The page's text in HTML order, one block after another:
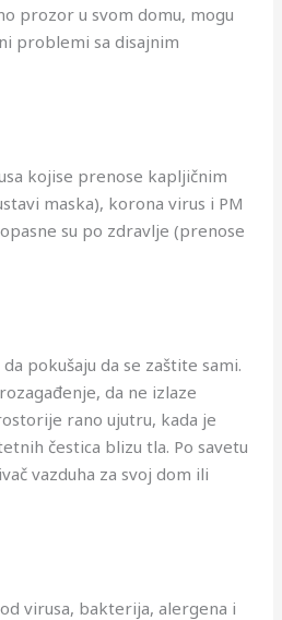
prozor u svom domu, mogu
problemi sa disajnim
kojise prenose kapljičnim
maska), korona virus i PM
su po zdravlje (prenose
pokušaju da se zaštite sami.
da ne izlaze
rano ujutru, kada je
čestica blizu tla. Po savetu
vazduha za svoj dom ili
virusa, bakterija, alergena i